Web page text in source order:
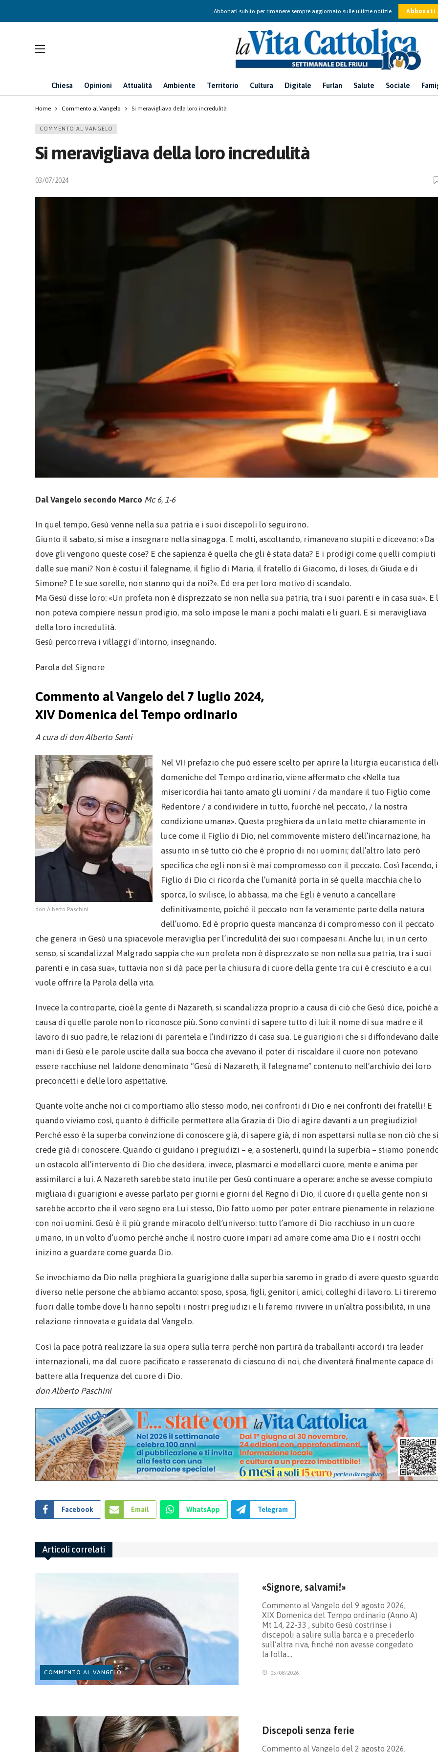
Abbonati subito per rimanere sempre aggiornato sulle ultime notizie Abbonati
Chiesa Opinioni Attualità Ambiente Territorio Cultura Digitale Furlan Salute Sociale
Home Commento al Vangelo Si meravigliava della loro incredulità
COMMENTO AL VANGELO
Si meravigliava della loro incredulità
03/07/2024
Dal Vangelo secondo Marco Mc 6, 1-6
In quel tempo, Gesù venne nella sua patria e i suoi discepoli lo seguirono.
Giunto il sabato, si mise a insegnare nella sinagoga. E molti, ascoltando, rimanevano stupiti e dicevano: «Da
dove gli vengono queste cose? E che sapienza è quella che gli è stata data? E i prodigi come quelli compiuti
dalle sue mani? Non è costui il falegname, il figlio di Maria, il fratello di Giacomo, di Ioses, di Giuda e di
Simone? E le sue sorelle, non stanno qui da noi?». Ed era per loro motivo di scandalo.
Ma Gesù disse loro: «Un profeta non è disprezzato se non nella sua patria, tra i suoi parenti e in casa sua». E
non poteva compiere nessun prodigio, ma solo impose le mani a pochi malati e li guarì. E si meravigliava
della loro incredulità.
Gesù percorreva i villaggi d’intorno, insegnando.
Parola del Signore
Commento al Vangelo del 7 luglio 2024,
XIV Domenica del Tempo ordinario
A cura di don Alberto Santi
don Alberto Paschini
Nel VII prefazio che può essere scelto per aprire la liturgia eucaristica
domeniche del Tempo ordinario, viene affermato che «Nella tua
misericordia hai tanto amato gli uomini / da mandare il tuo Figlio come
Redentore / a condividere in tutto, fuorché nel peccato, / la nostra
condizione umana». Questa preghiera da un lato mette chiaramente in
luce come il Figlio di Dio, nel commovente mistero dell’incarnazione, ha
assunto in sé tutto ciò che è proprio di noi uomini; dall’altro lato però
specifica che egli non si è mai compromesso con il peccato. Così facendo,
Figlio di Dio ci ricorda che l’umanità porta in sé quella macchia che lo
sporca, lo svilisce, lo abbassa, ma che Egli è venuto a cancellare
definitivamente, poiché il peccato non fa veramente parte della natura
dell’uomo. Ed è proprio questa mancanza di compromesso con il peccato
che genera in Gesù una spiacevole meraviglia per l’incredulità dei suoi compaesani. Anche lui, in un certo
senso, si scandalizza! Malgrado sappia che «un profeta non è disprezzato se non nella sua patria, tra i suoi
parenti e in casa sua», tuttavia non si dà pace per la chiusura di cuore della gente tra cui è cresciuto e a cui
vuole offrire la Parola della vita.
Invece la controparte, cioè la gente di Nazareth, si scandalizza proprio a causa di ciò che Gesù dice, poiché a
causa di quelle parole non lo riconosce più. Sono convinti di sapere tutto di lui: il nome di sua madre e il
lavoro di suo padre, le relazioni di parentela e l’indirizzo di casa sua. Le guarigioni che si diffondevano dalle
mani di Gesù e le parole uscite dalla sua bocca che avevano il poter di riscaldare il cuore non potevano
essere racchiuse nel faldone denominato “Gesù di Nazareth, il falegname” contenuto nell’archivio dei loro
preconcetti e delle loro aspettative.
Quante volte anche noi ci comportiamo allo stesso modo, nei confronti di Dio e nei confronti dei fratelli! E
quando viviamo così, quanto è difficile permettere alla Grazia di Dio di agire davanti a un pregiudizio!
Perché esso è la superba convinzione di conoscere già, di sapere già, di non aspettarsi nulla se non ciò che si
crede già di conoscere. Quando ci guidano i pregiudizi – e, a sostenerli, quindi la superbia – stiamo
un ostacolo all’intervento di Dio che desidera, invece, plasmarci e modellarci cuore, mente e anima per
assimilarci a lui. A Nazareth sarebbe stato inutile per Gesù continuare a operare: anche se avesse compiuto
migliaia di guarigioni e avesse parlato per giorni e giorni del Regno di Dio, il cuore di quella gente non si
sarebbe accorto che il vero segno era Lui stesso, Dio fatto uomo per poter entrare pienamente in relazione
con noi uomini. Gesù è il più grande miracolo dell’universo: tutto l’amore di Dio racchiuso in un cuore
umano, in un volto d’uomo perché anche il nostro cuore impari ad amare come ama Dio e i nostri occhi
inizino a guardare come guarda Dio.
Se invochiamo da Dio nella preghiera la guarigione dalla superbia saremo in grado di avere questo
diverso nelle persone che abbiamo accanto: sposo, sposa, figli, genitori, amici, colleghi di lavoro. Li tireremo
fuori dalle tombe dove li hanno sepolti i nostri pregiudizi e li faremo rivivere in un’altra possibilità, in una
relazione rinnovata e guidata dal Vangelo.
Così la pace potrà realizzare la sua opera sulla terra perché non partirà da traballanti accordi tra leader
internazionali, ma dal cuore pacificato e rasserenato di ciascuno di noi, che diventerà finalmente capace di
battere alla frequenza del cuore di Dio.
don Alberto Paschini
Facebook Email WhatsApp Telegram
Articoli correlati
COMMENTO AL VANGELO
«Signore, salvami!»
Commento al Vangelo del 9 agosto 2026,
XIX Domenica del Tempo ordinario (Anno A)
Mt 14, 22-33 , subito Gesù costrinse i
discepoli a salire sulla barca e a precederlo
sull’altra riva, finché non avesse congedato
la folla.…
05/08/2026
Discepoli senza ferie
Commento al Vangelo del 2 agosto 2026,